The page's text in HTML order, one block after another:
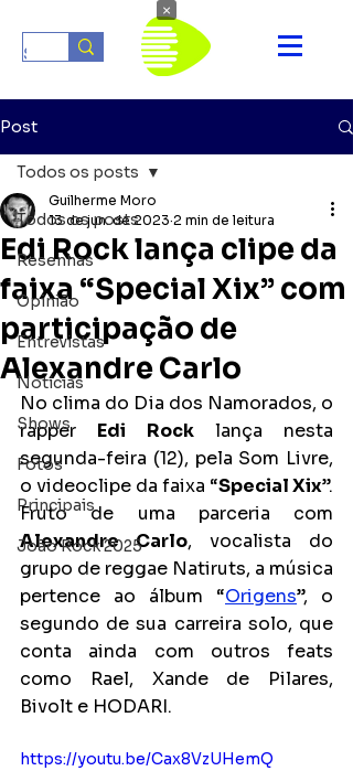
Post
Todos os posts
Resenhas
Opinião
Entrevistas
Notícias
Shows
Fotos
Principais
João Rock 2025
Todos os posts
Edi Rock lança clipe da
faixa “Special Xix” com
participação de
Alexandre Carlo
Guilherme Moro
13 de jun. de 2023 2 min de leitura
No clima do Dia dos Namorados, o
rapper Edi Rock lança nesta
segunda-feira (12), pela Som Livre,
o videoclipe da faixa “Special Xix”.
Alexandre Carlo, vocalista do
grupo de reggae Natiruts, a música
pertence ao álbum “Origens”, o
segundo de sua carreira solo, que
conta ainda com outros feats
como Rael, Xande de Pilares,
Bivolt e HODARI.
https://youtu.be/Cax8VzUHemQ
×